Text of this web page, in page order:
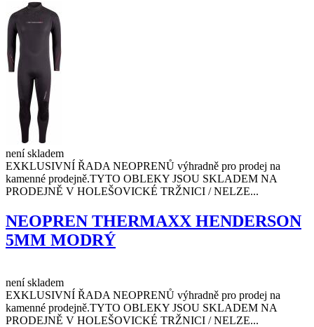
není skladem
EXKLUSIVNÍ ŘADA NEOPRENŮ výhradně pro prodej na
kamenné prodejně.TYTO OBLEKY JSOU SKLADEM NA
PRODEJNĚ V HOLEŠOVICKÉ TRŽNICI / NELZE...
NEOPREN THERMAXX HENDERSON
5MM MODRÝ
není skladem
EXKLUSIVNÍ ŘADA NEOPRENŮ výhradně pro prodej na
kamenné prodejně.TYTO OBLEKY JSOU SKLADEM NA
PRODEJNĚ V HOLEŠOVICKÉ TRŽNICI / NELZE...